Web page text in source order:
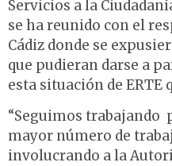
Servicios a la
se ha reunido con el
Cádiz donde se
que pudieran darse a
esta situación de ERTE
“Seguimos trabajando
mayor número de
involucrando a la